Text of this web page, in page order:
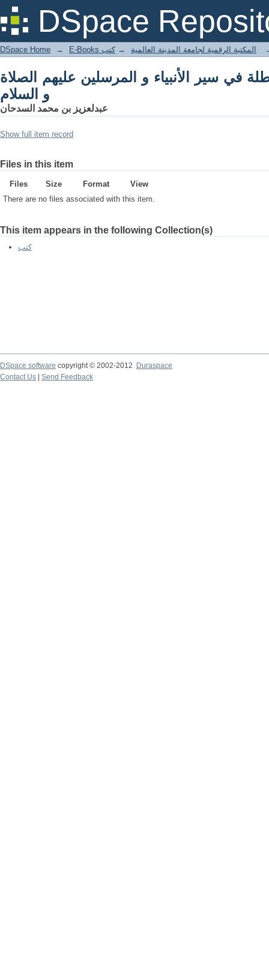
DSpace
الأنبياء و المرسلين عليهم الصلاة و السلام
DSpace Home → E-Books المكتبة الرقمية لجامعة المدينة العالمية → كتب
في سير الأنبياء و المرسلين عليهم الصلاة
و السلام
عبدلعزيز بن محمد السدحان
Show full item record
Files in this item
Files Size Format
View
There are no files associated with this item.
This item appears in the following Collection(s)
كتب
DSpace software copyright © 2002-2012
Duraspace
Contact Us
Send Feedback